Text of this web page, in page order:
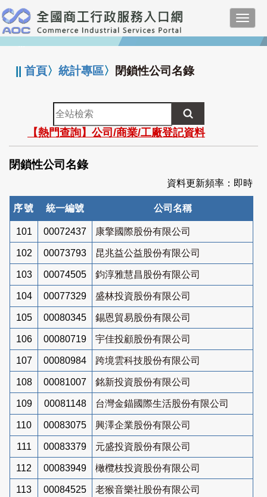
跳
到
主
要
:::
||首頁〉統計專區〉 閉鎖性公司名錄
全
站
檢
索
【熱門查詢】公司/商業/工廠登記資料
閉鎖性公司名錄
資料更新頻率：即時
序號 統一編號 公司名稱
101 00072437 康擎國際股份有限公司
102 00073793 昆兆益公益股份有限公司
103 00074505 鈞淳雅慧昌股份有限公司
104 00077329 盛林投資股份有限公司
105 00080345 錫恩貿易股份有限公司
106 00080719 宇佳投顧股份有限公司
107 00080984 跨境雲科技股份有限公司
108 00081007 銘新投資股份有限公司
109 00081148 台灣金錨國際生活股份有限公司
110 00083075 興澤企業股份有限公司
111 00083379 元盛投資股份有限公司
112 00083949 橄欖枝投資股份有限公司
113 00084525 老猴音樂社股份有限公司